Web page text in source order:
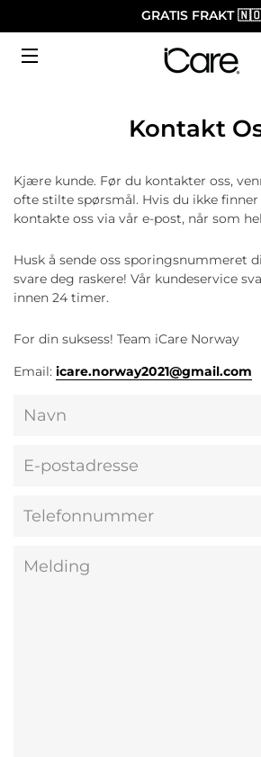
GRATIS FRAKT
Kontakt
Kjære kunde. Før du kontakter oss,
ofte stilte spørsmål. Hvis du ikke
kontakte oss via vår e-post, når som
Husk å sende oss sporingsnummeret
svare deg raskere! Vår kundeservice
innen 24 timer.
For din suksess! Team iCare Norway
Email: icare.norway2021@gmail.com
postadresse